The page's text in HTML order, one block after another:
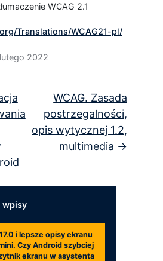
WCAG 2.1
Translations/WCAG21-pl/
2022
WCAG. Zasada
postrzegalności,
opis wytycznej 1.2,
multimedia
wpisy
i lepsze opisy ekranu
Czy Android szybciej
ekranu w asystenta